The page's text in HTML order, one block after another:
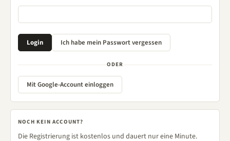
ODER
Mit Google-Account einloggen
NOCH KEIN ACCOUNT?
Die Registrierung ist kostenlos und dauert nur eine Minute.